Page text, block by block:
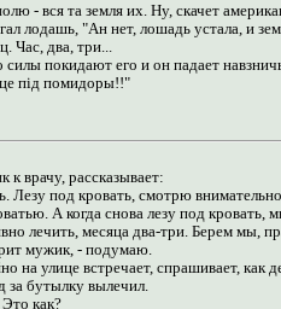
- вся та земля их. Ну, скачет
лодашь, "Ан нет, лошадь устала, и
Час, два, три...
покидают его и он падает
пiд помидоры!!"
врачу, рассказывает:
Лезу под кровать, смотрю
А когда снова лезу под кровать,
лечить, месяца два-три. Берем мы,
мужик, - подумаю.
на улице встречает, спрашивает, как
за бутылку вылечил.
Это как?